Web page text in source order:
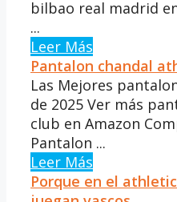
bilbao real madrid
...
Leer Más
Pantalon chandal
Las Mejores
de 2025 Ver más
club en Amazon
Pantalon ...
Leer Más
Porque en el